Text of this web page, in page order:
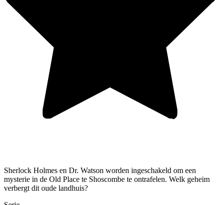
Sherlock Holmes en Dr. Watson worden ingeschakeld om een
mysterie in de Old Place te Shoscombe te ontrafelen. Welk geheim
verbergt dit oude landhuis?